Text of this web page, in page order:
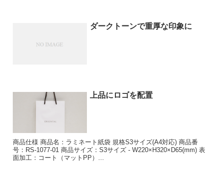
ダークトーンで重厚な印象に
上品にロゴを配置
商品仕様 商品名：ラミネート紙袋 規格S3サイズ(A4対応) 商品番
号：RS-1077-01 商品サイズ：S3サイズ - W220×H320×D65(mm) 表
面加工：コート（マットPP）...